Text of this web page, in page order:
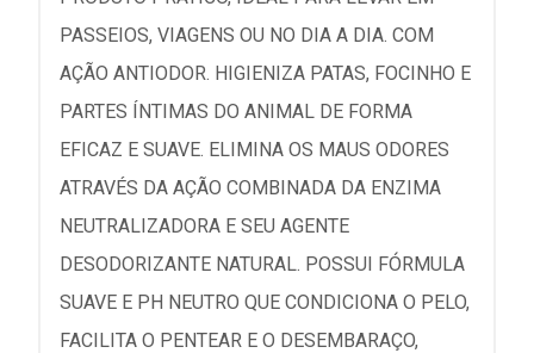
PASSEIOS, VIAGENS OU NO DIA A DIA. COM
AÇÃO ANTIODOR. HIGIENIZA PATAS, FOCINHO E
PARTES ÍNTIMAS DO ANIMAL DE FORMA
EFICAZ E SUAVE. ELIMINA OS MAUS ODORES
ATRAVÉS DA AÇÃO COMBINADA DA ENZIMA
NEUTRALIZADORA E SEU AGENTE
DESODORIZANTE NATURAL. POSSUI FÓRMULA
SUAVE E PH NEUTRO QUE CONDICIONA O PELO,
FACILITA O PENTEAR E O DESEMBARAÇO,